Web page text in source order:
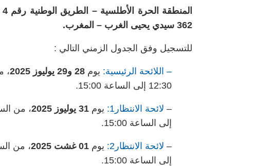
362 سيدي يحيى الغرب – المغرب.
للتسجيل وفق الجدول الزمني التالي :
– اللائحة الرئيسية: يوم 28 و29 يوليوز 2025
12:30 إلى الساعة 15:00.
– لائحة الانتظار1: يوم 31 يوليوز 2025
إلى الساعة 15:00.
– لائحة الانتظار2: يوم 01 غشت 2025
إلى الساعة 15:00.